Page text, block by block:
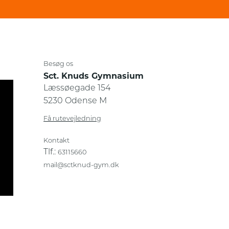
Besøg os
Sct. Knuds Gymnasium
Læssøegade 154
5230 Odense M
Få rutevejledning
Kontakt
Tlf.:63115660
mail@sctknud-gym.dk